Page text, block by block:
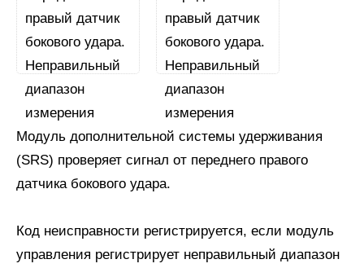
Модуль дополнительной системы удерживания
(SRS) проверяет сигнал от переднего правого
датчика бокового удара.
Код неисправности регистрируется, если модуль
управления регистрирует неправильный диапазон